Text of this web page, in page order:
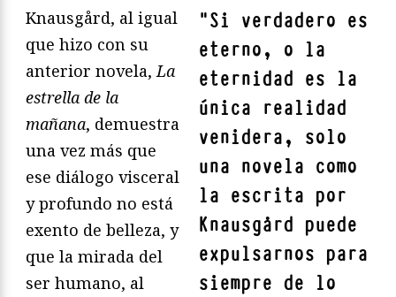
"Si verdadero es
eterno, o la
eternidad es la
única realidad
venidera, solo
una novela como
la escrita por
Knausgård puede
expulsarnos para
siempre de lo
Knausgård, al igual
que hizo con su
anterior novela, La
estrella de la
mañana, demuestra
una vez más que
ese diálogo visceral
y profundo no está
exento de belleza, y
que la mirada del
ser humano, al